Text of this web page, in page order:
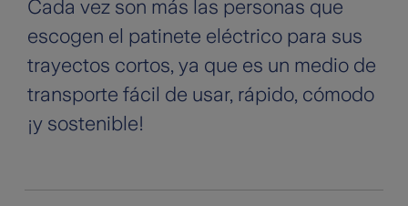
Cada vez son más las personas que
escogen el patinete eléctrico para sus
trayectos cortos, ya que es un medio de
transporte fácil de usar, rápido, cómodo
¡y sostenible!